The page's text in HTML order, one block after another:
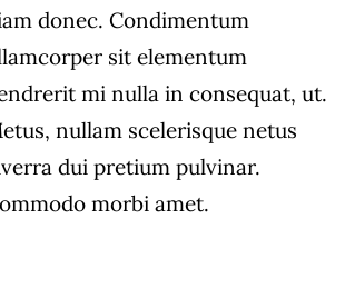
donec. Condimentum
sit elementum
mi nulla in consequat, ut.
nullam scelerisque netus
dui pretium pulvinar.
morbi amet.